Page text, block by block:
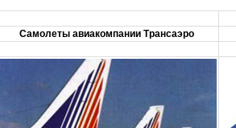
Самолеты авиакомпании Трансаэро